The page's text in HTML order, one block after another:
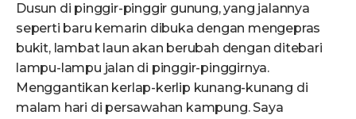
Dusun di pinggir-pinggir gunung, yang jalannya
seperti baru kemarin dibuka dengan mengepras
bukit, lambat laun akan berubah dengan ditebari
lampu-lampu jalan di pinggir-pinggirnya.
Menggantikan kerlap-kerlip kunang-kunang di
malam hari di persawahan kampung. Saya